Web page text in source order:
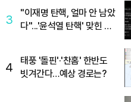
3
"이재명 탄핵, 얼마 안 남았
다"...'윤석열 탄핵' 맞힌 무
4
태풍 '돌핀'·'찬홈' 한반도
빗겨간다…예상 경로는?